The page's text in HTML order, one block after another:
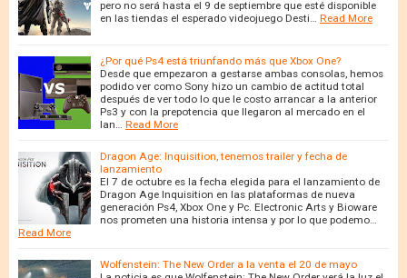
pero no será hasta el 9 de septiembre que esté disponible
en las tiendas el esperado videojuego Desti…
Read More
¿Por qué Ps4 está triunfando más que Xbox One?
Desde que empezaron a gestarse ambas consolas, hemos
podido ver como Sony hizo un cambio de actitud total
después de ver todo lo que le costo arrancar a la anterior
Ps3 y con la prepotencia que llegaron al mercado en el
lan…
Read More
Dragon Age: Inquisition, tenemos trailer y fecha de
lanzamiento
El 7 de octubre es la fecha elegida para el lanzamiento de
Dragon Age Inquisition en las plataformas de nueva
generación Ps4, Xbox One y Pc. Electronic Arts y Bioware
nos prometen una historia intensa y por lo que podemo…
Read More
Wolfenstein: The New Order a la venta el 20 de mayo